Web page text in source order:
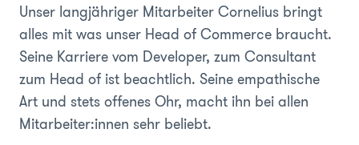
Unser langjähriger Mitarbeiter Cornelius bringt
alles mit was unser Head of Commerce braucht.
Seine Karriere vom Developer, zum Consultant
zum Head of ist beachtlich. Seine empathische
Art und stets offenes Ohr, macht ihn bei allen
Mitarbeiter:innen sehr beliebt.